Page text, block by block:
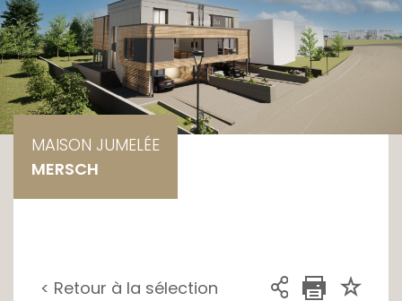
MAISON JUMELÉE
MERSCH
< Retour à la sélection